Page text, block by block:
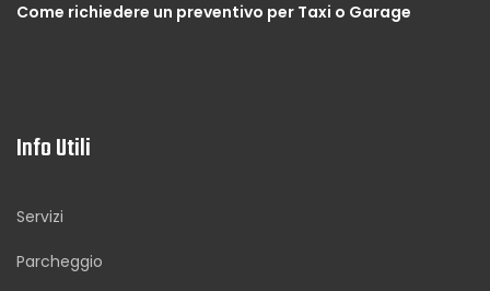
Come richiedere un preventivo per Taxi o Garage
Info Utili
Servizi
Parcheggio